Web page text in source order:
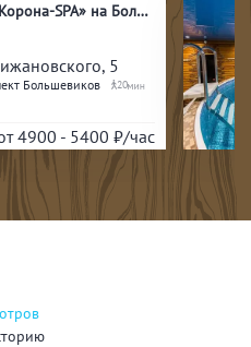
Сауна «Корона-SPA» на Большевиков
5
Большевиков 20
4900 - 5400 ₽/час